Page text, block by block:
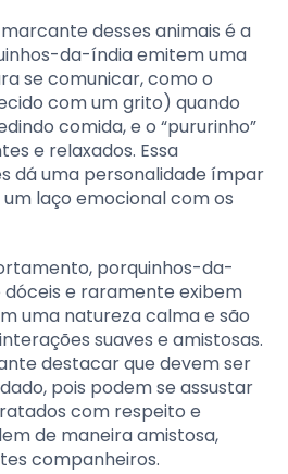
desses animais é a
da-índia emitem uma
se comunicar, como o
com um grito) quando
comida, e o “pururinho”
e relaxados. Essa
dá uma personalidade ímpar
laço emocional com os
porquinhos-da-
e raramente exibem
uma natureza calma e são
suaves e amistosas.
destacar que devem ser
pois podem se assustar
com respeito e
de maneira amistosa,
companheiros.